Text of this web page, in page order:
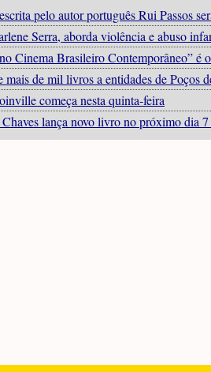
pelo autor português Rui Passos
Serra, aborda violência e abuso
Cinema Brasileiro Contemporâneo”
mais de mil livros a entidades de Poços
começa nesta quinta-feira
lança novo livro no próximo dia